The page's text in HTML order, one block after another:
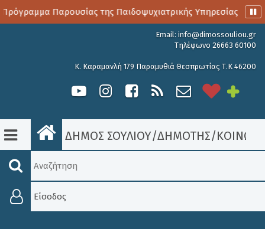
Παρουσίας της Παιδοψυχιατρικής Υπηρεσίας
Email: info@dimossouliou.gr
Τηλέφωνο 26663 60100
Κ. Καραμανλή 179 Παραμυθιά Θεσπρωτίας Τ.Κ 46200
ΔΗΜΟΣ ΣΟΥΛΙΟΥ/ΔΗΜΟΤΗΣ/
Είσοδος